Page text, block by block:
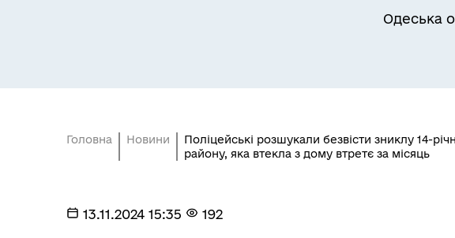
Одеська
Головна Новини
Поліцейські розшукали безвісти зниклу 14-
району, яка втекла з дому втретє за місяць
13.11.2024 15:35 192